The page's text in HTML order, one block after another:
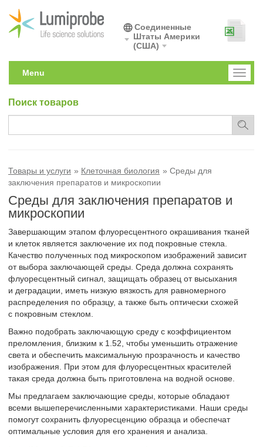
Соединенные
Штаты Америки
(США)
Toggle
Menu
Поиск товаров
Товары и услуги Клеточная биология
Среды для
заключения препаратов и микроскопии
Среды для заключения препаратов и
микроскопии
Завершающим этапом флуоресцентного окрашивания тканей
и клеток является заключение их под покровные стекла.
Качество полученных под микроскопом изображений зависит
от выбора заключающей среды. Среда должна сохранять
флуоресцентный сигнал, защищать образец от высыхания
и деградации, иметь низкую вязкость для равномерного
распределения по образцу, а также быть оптически схожей
с покровным стеклом.
Важно подобрать заключающую среду с коэффициентом
преломления, близким к 1.52, чтобы уменьшить отражение
света и обеспечить максимальную прозрачность и качество
изображения. При этом для флуоресцентных красителей
такая среда должна быть приготовлена на водной основе.
Мы предлагаем заключающие среды, которые обладают
всеми вышеперечисленными характеристиками. Наши среды
помогут сохранить флуоресценцию образца и обеспечат
оптимальные условия для его хранения и анализа.